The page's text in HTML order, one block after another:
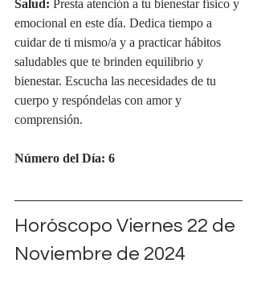
Salud: Presta atención a tu bienestar físico y
emocional en este día. Dedica tiempo a
cuidar de ti mismo/a y a practicar hábitos
saludables que te brinden equilibrio y
bienestar. Escucha las necesidades de tu
cuerpo y respóndelas con amor y
comprensión.
Número del Día: 6
Horóscopo Viernes 22 de
Noviembre de 2024